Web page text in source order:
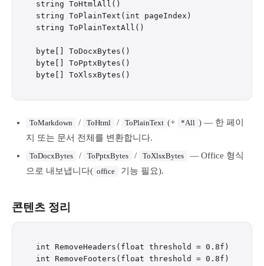
string ToHtmlAll()
string ToPlainText(int pageIndex)
string ToPlainTextAll()
byte[] ToDocxBytes()
byte[] ToPptxBytes()
ToMarkdown / ToHtml / ToPlainText (+ *All ) — 한 페이
지 또는 문서 전체를 변환합니다.
ToDocxBytes / ToPptxBytes / ToXlsxBytes
— Office 형식
으로 내보냅니다( office 기능 필요).
콘텐츠 정리
int RemoveHeaders(float threshold = 0.8f)
int RemoveFooters(float threshold = 0.8f)